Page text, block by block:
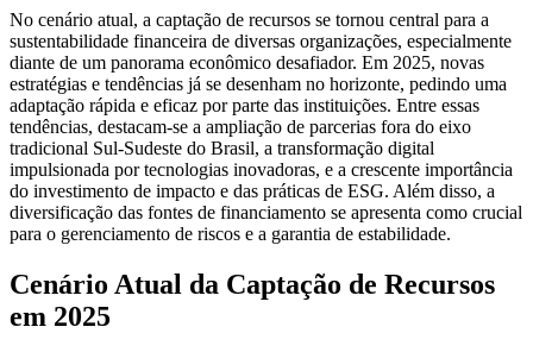
No cenário atual, a captação de recursos se tornou central para a
sustentabilidade financeira de diversas organizações, especialmente
diante de um panorama econômico desafiador. Em 2025, novas
estratégias e tendências já se desenham no horizonte, pedindo uma
adaptação rápida e eficaz por parte das instituições. Entre essas
tendências, destacam-se a ampliação de parcerias fora do eixo
tradicional Sul-Sudeste do Brasil, a transformação digital
impulsionada por tecnologias inovadoras, e a crescente importância
do investimento de impacto e das práticas de ESG. Além disso, a
diversificação das fontes de financiamento se apresenta como crucial
para o gerenciamento de riscos e a garantia de estabilidade.
Cenário Atual da Captação de Recursos
em 2025